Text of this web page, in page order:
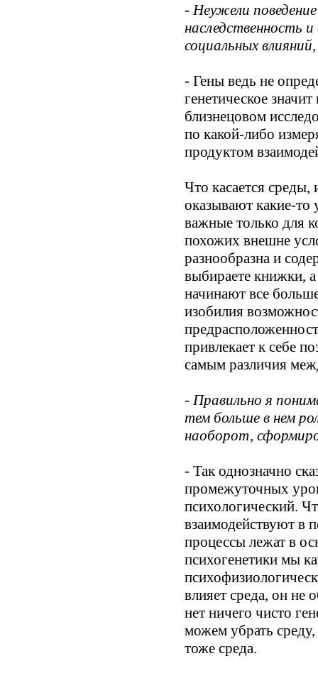
- Неужели
наследственность
социальных
- Гены ведь не
генетическое
близнецовом
по какой-либо
продуктом
Что касается среды,
оказывают какие-то
важные только для
похожих внешне
разнообразна и
выбираете книжки,
начинают все
изобилия
привлекает к себе
самым различия
- Правильно я
тем больше в нем
наоборот,
- Так однозначно
промежуточных
психологический.
взаимодействуют в
процессы лежат в
психогенетики мы
влияет среда, он не
нет ничего чисто
можем убрать
тоже среда.